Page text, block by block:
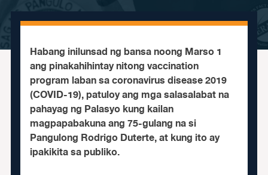
Habang inilunsad ng bansa noong Marso 1
ang pinakahihintay nitong vaccination
program laban sa coronavirus disease 2019
(COVID-19), patuloy ang mga salasalabat na
pahayag ng Palasyo kung kailan
magpapabakuna ang 75-gulang na si
Pangulong Rodrigo Duterte, at kung ito ay
ipakikita sa publiko.